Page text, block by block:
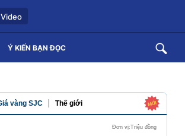
Video
Ý KIẾN BẠN ĐỌC